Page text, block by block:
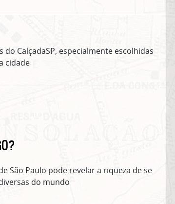
CalçadaSP, especialmente escolhidas
cidade
São Paulo pode revelar a riqueza de se
do mundo